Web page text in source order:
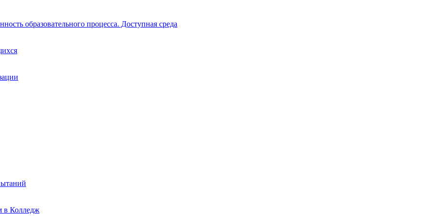
образовательного процесса. Доступная среда
в Колледж